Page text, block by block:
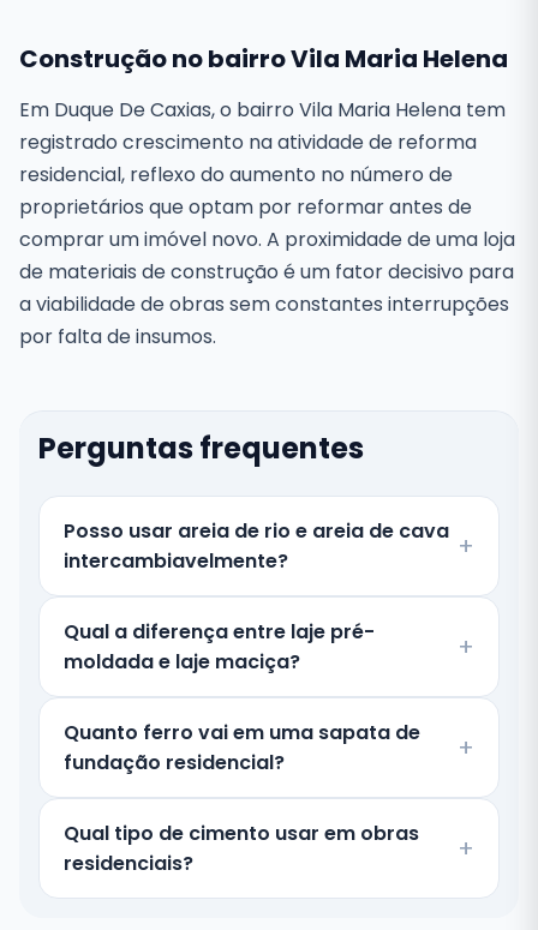
Construção no bairro Vila Maria Helena
Em Duque De Caxias, o bairro Vila Maria Helena tem
registrado crescimento na atividade de reforma
residencial, reflexo do aumento no número de
proprietários que optam por reformar antes de
comprar um imóvel novo. A proximidade de uma loja
de materiais de construção é um fator decisivo para
a viabilidade de obras sem constantes interrupções
por falta de insumos.
Perguntas frequentes
Posso usar areia de rio e areia de cava
intercambiavelmente?
Qual a diferença entre laje pré-
moldada e laje maciça?
Quanto ferro vai em uma sapata de
fundação residencial?
Qual tipo de cimento usar em obras
residenciais?